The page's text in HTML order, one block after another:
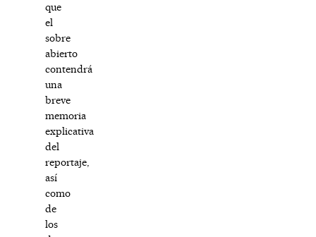
que
el
sobre
abierto
contendrá
una
breve
memoria
explicativa
del
reportaje,
así
como
de
los